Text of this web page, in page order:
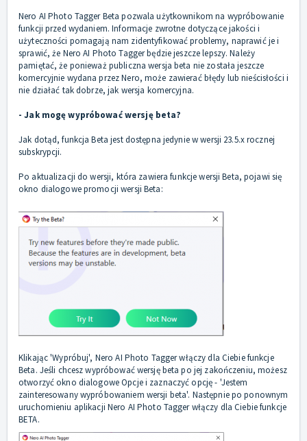
Nero AI Photo Tagger Beta pozwala użytkownikom na wypróbowanie
funkcji przed wydaniem. Informacje zwrotne dotyczące jakości i
użyteczności pomagają nam zidentyfikować problemy, naprawić je i
sprawić, że Nero AI Photo Tagger będzie jeszcze lepszy. Należy
pamiętać, że ponieważ publiczna wersja beta nie została jeszcze
komercyjnie wydana przez Nero, może zawierać błędy lub nieścisłości i
nie działać tak dobrze, jak wersja komercyjna.
- Jak mogę wypróbować wersję beta?
Jak dotąd, funkcja Beta jest dostępna jedynie w wersji 23.5.x rocznej
subskrypcji.
Po aktualizacji do wersji, która zawiera funkcje wersji Beta, pojawi się
okno dialogowe promocji wersji Beta:
Klikając 'Wypróbuj', Nero AI Photo Tagger włączy dla Ciebie funkcje
Beta. Jeśli chcesz wypróbować wersję beta po jej zakończeniu, możesz
otworzyć okno dialogowe Opcje i zaznaczyć opcję - 'Jestem
zainteresowany wypróbowaniem wersji beta'. Następnie po ponownym
uruchomieniu aplikacji Nero AI Photo Tagger włączy dla Ciebie funkcje
BETA.